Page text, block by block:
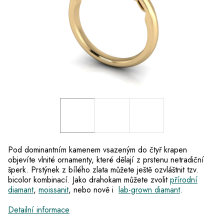
Pod dominantním kamenem vsazeným do čtyř krapen
objevíte vlnité ornamenty, které dělají z prstenu netradiční
šperk. Prstýnek z bílého zlata můžete ještě ozvláštnit tzv.
bicolor kombinací. Jako drahokam můžete zvolitpřírodní
diamant, moissanit, nebo nově i lab-grown diamant.
Detailní informace